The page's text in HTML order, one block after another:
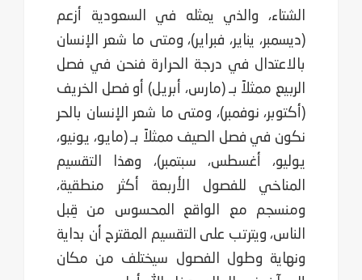
الشتاء، والذي يمثله في السعودية أزعم
(ديسمبر، يناير، فبراير)، ومتى ما شعر الإنسان
بالاعتدال في درجة الحرارة فنحن في فصل
الربيع ممثلاً بـ (مارس، أبريل) أو فصل الخريف
(أكتوبر، نوفمبر)، ومتى ما شعر الإنسان بالحر
نكون في فصل الصيف ممثلاً بـ (مايو، يونيو،
يوليو، أغسطس، سبتمبر)، وهذا التقسيم
المناخي للفصول الأربعة أكثر منطقية،
ومنسجم مع الواقع المحسوس من قِبل
الناس، ويترتب على التقسيم المقترح أن بداية
ونهاية وطول الفصول سيختلف من مكان